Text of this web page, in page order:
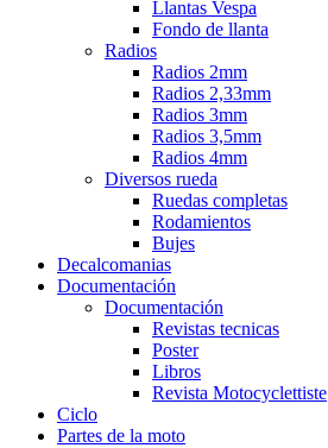
Llantas Vespa
Fondo de llanta
Radios
Radios 2mm
Radios 2,33mm
Radios 3mm
Radios 3,5mm
Radios 4mm
Diversos rueda
Ruedas completas
Rodamientos
Bujes
Decalcomanias
Documentación
Documentación
Revistas tecnicas
Poster
Libros
Revista Motocyclettiste
Ciclo
Partes de la moto